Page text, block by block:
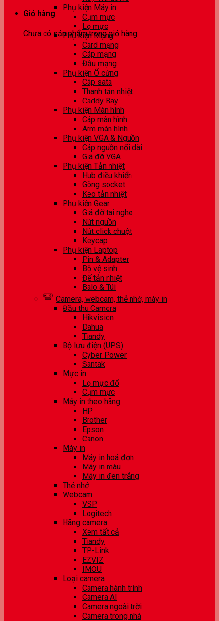
Giỏ hàng
Chưa có sản phẩm trong giỏ hàng.
Phụ kiện Máy in
Cụm mực
Lọ mực
Phụ kiện Mạng
Card mạng
Cáp mạng
Đầu mạng
Phụ kiện Ổ cứng
Cáp sata
Thanh tản nhiệt
Caddy Bay
Phụ kiện Màn hình
Cáp màn hình
Arm màn hình
Phụ kiện VGA & Nguồn
Cáp nguồn nối dài
Giá đỡ VGA
Phụ kiện Tản nhiệt
Hub điều khiển
Gông socket
Keo tản nhiệt
Phụ kiện Gear
Giá đỡ tai nghe
Nút nguồn
Nút click chuột
Keycap
Phụ kiện Laptop
Pin & Adapter
Bộ vệ sinh
Đế tản nhiệt
Balo & Túi
Camera, webcam, thẻ nhớ, máy in
Đầu thu Camera
Hikvision
Dahua
Tiandy
Bộ lưu điện (UPS)
Cyber Power
Santak
Mực in
Lọ mực đổ
Cụm mực
Máy in theo hãng
HP
Brother
Epson
Canon
Máy in
Máy in hoá đơn
Máy in màu
Máy in đen trắng
Thẻ nhớ
Webcam
VSP
Logitech
Hãng camera
Xem tất cả
Tiandy
TP-Link
EZVIZ
IMOU
Loại camera
Camera hành trình
Camera AI
Camera ngoài trời
Camera trong nhà